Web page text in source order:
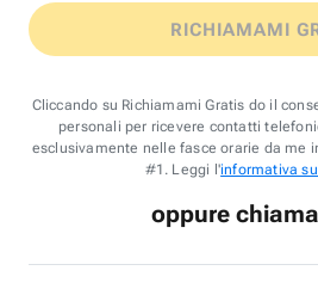
RICHIAMAMI
Cliccando su Richiamami Gratis do il
personali per ricevere contatti
esclusivamente nelle fasce orarie da me
#1. Leggi l'informativa
oppure